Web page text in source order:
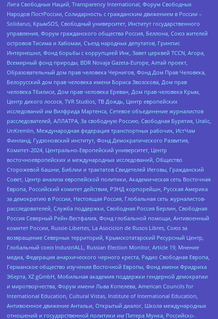
Лига Свободных Наций, Transparеncy International, Форум Свободных
Народов ПостРоссии, Солидарность с гражданским движением в России –
Solidarus, КрымSOS, Свободный университет, Институт государственного
управления, Форум гражданского общества Россия, Беллона, Союз жителей
островов Тисима и Хабомаи, Съезд народных депутатов, Гринпис
Интернешнл, Фонд борьбы с коррупцией Инк, Завет церквей TCCN, Агора,
Всемирный фонд природы, BDR Novaja Gazeta-Europe, Алтай проект,
Образовательный дом прав человека Чернигов, Фонд Дом Прав Человека,
Белорусский дом прав человека имени Бориса Звозскова, Дом прав
человека Тбилиси, Дом прав человека Ереван, Дом прав человека Крым,
Центр дикого лосося, TVR Studios, ТВ Дождь, Центр европейских
исследований им Вилфрида Мартенса, Сетевое объединение журналистов
расследователей, АЛЛАТРА, За свободную Россию, Свободная Бурятия, Uralic,
UnKremlin, Международная федерация транспортных рабочих, ИстЧам
Финланд, Гудзоновский институт, Фонд Демократического Развития,
Комитет-2024, Центрально-Европейский университет, Центр
восточноевропейских и международных исследований, Общество
Сторожевой башни, Библии и трактатов Свидетелей Иеговы, Гражданский
Совет, Центр анализа европейской политики, Академическая сеть Восточная
Европа, Российский комитет действия, РЭНД корпорейшн, Русская Америка
за демократию в России, Настоящая Россия, Глобальная сеть журналистов-
расследователей, Служба поддержки, Свободная Россия Берлин, Свободная
Россия Северный Рейн-Вестфалия, Фонд глобальной помощи, Антивоенный
комитет России, Russie-Libertes, La Asocicion de Rusos Libres, Союз за
возвращение Северных территорий, Крымскотатарский Ресурсный Центр,
Глобальный союз IndustriALL, Russian Election Monitor, Article 19, Мнение
медиа, Федерация анархического черного креста, Радио Свободная Европа,
Германское общество изучения Восточной Европы, Фонд имени Фридриха
Эберта, XZ gGmbH, Мобильная академия поддержки гендерной демократии
и миротворчества, Форум имени Льва Копелева, American Councils for
International Education, Cultural Vistas, Institute of International Education,
Антивоенное движение Антальи, Открытый диалог, Школа международных
отношений и государственной политики им Питера Мунка, Российско-